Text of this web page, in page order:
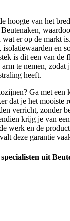
hoogte van het
er op de markt
en
is dit een van de
te nemen,
heeft.
Ga met een
dat je het mooiste
verricht, zonder
krijg je van
werk en de
deze garantie
uit